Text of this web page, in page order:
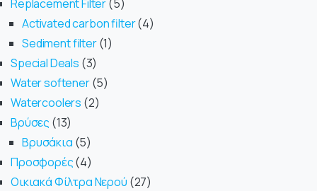
Replacement Filter 5
Activated carbon filter 4
Sediment filter 1
Special Deals 3
Water softener 5
Watercoolers 2
Βρύσες 13
Βρυσάκια 5
Προσφορές 4
Οικιακά Φίλτρα Νερού 27